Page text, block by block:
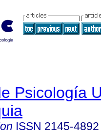
Psicología
ISSN 2145-4892